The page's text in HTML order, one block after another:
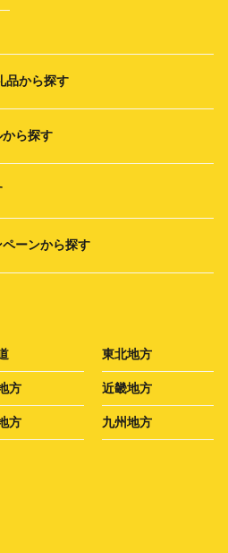
品から探す
ら探す
ーンから探す
東北地方
方 近畿地方
方 九州地方